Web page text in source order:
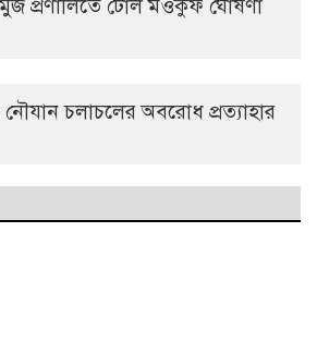
প্রণালিতে টোল মওকুফ ঘোষণা
চলাচলের অবরোধ প্রত্যাহার